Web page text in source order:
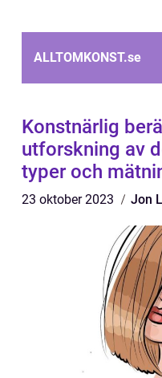
ALLTOMKONST.se
Konstnärlig
utforskning av
typer och
23 oktober 2023 Jon